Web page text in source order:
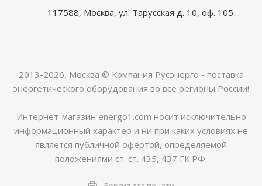
117588, Москва, ул. Тарусская д. 10, оф. 105
2013-2026, Москва © Компания Русэнерго - поставка
энергетического оборудования во все регионы России!
Интернет-магазин energo1.com носит исключительно
информационный характер и ни при каких условиях не
является публичной офертой, определяемой
положениями ст. ст. 435, 437 ГК РФ.